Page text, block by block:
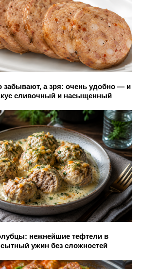
забывают, а зря: очень удобно — и
сливочный и насыщенный
нежнейшие тефтели в
ужин без сложностей